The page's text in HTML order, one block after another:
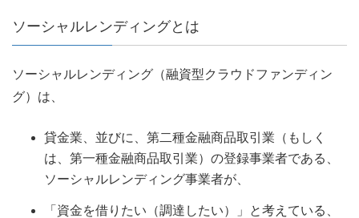
ソーシャルレンディングとは
ソーシャルレンディング（融資型クラウドファンディン
グ）は、
貸金業、並びに、第二種金融商品取引業（もしく
は、第一種金融商品取引業）の登録事業者である、
ソーシャルレンディング事業者が、
「資金を借りたい（調達したい）」と考えている、